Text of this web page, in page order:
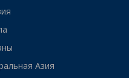
Азия